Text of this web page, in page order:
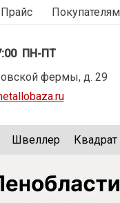
Прайс Покупателям
ПН-ПТ
фермы, д. 29
Швеллер Квадрат